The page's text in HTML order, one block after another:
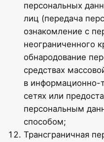
персональных
лиц (передача
ознакомление с
неограниченного
обнародование
средствах
в информационно-
сетях или
персональным
способом;
Трансграничная